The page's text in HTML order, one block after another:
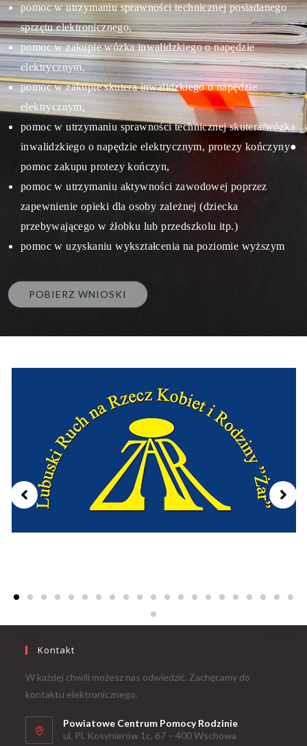
pomoc w utrzymaniu sprawności technicznej posiadanego
sprzętu elektronicznego,
pomoc w zakupie wózka inwalidzkiego o napędzie
elektrycznym,
pomoc w zakupie skutera inwalidzkiego o napędzie
elektrycznym,
pomoc w utrzymaniu sprawności technicznej skutera/wózka
inwalidzkiego o napędzie elektrycznym, protezy kończyny●
pomoc zakupu protezy kończyn,
pomoc w utrzymaniu aktywności zawodowej poprzez
zapewnienie opieki dla osoby zależnej (dziecka
przebywającego w żłobku lub przedszkolu itp.)
pomoc w uzyskaniu wykształcenia na poziomie wyższym
POBIERZ WNIOSKI
Kontakt
W każdej chwili możesz nas odwiedzić. Zachęcamy do
kontaktu elektronicznego.
Powiatowe Centrum Pomocy Rodzinie
ul. Pl. Kosynierów 1c, 67 – 400 Wschowa